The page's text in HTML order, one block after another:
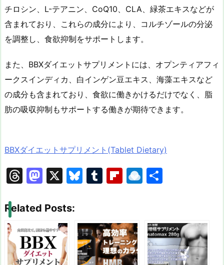
チロシン、L-テアニン、CoQ10、CLA、緑茶エキスなどが
含まれており、これらの成分により、コルチゾールの分泌
を調整し、食欲抑制をサポートします。
また、BBXダイエットサプリメントには、オプンティアフィ
ークスインディカ、白インゲン豆エキス、海藻エキスなど
の成分も含まれており、食欲に働きかけるだけでなく、脂
肪の吸収抑制もサポートする働きが期待できます。
BBXダイエットサプリメント(Tablet Dietary)
T
e
a
d
s
M
st
o
d
o
X
Bl
s
k
y
T
bl
r
Fl
o
ar
d
R
dr
o
p.
Related Posts: